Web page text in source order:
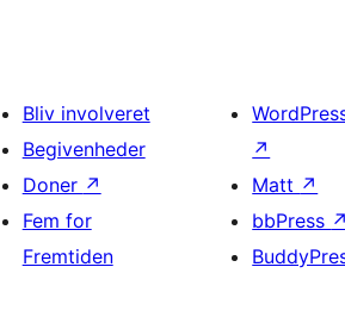
Bliv involveret
Begivenheder
Doner ↗
Fem for
Fremtiden
↗
Matt ↗
bbPress ↗